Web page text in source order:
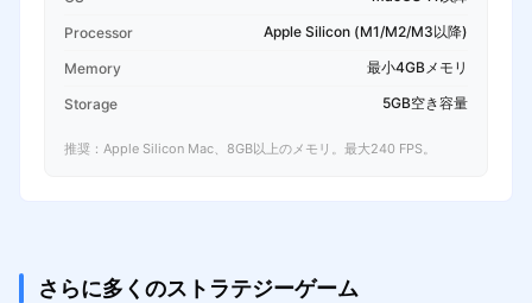
Processor Apple Silicon (M1/M2/M3以降)
Memory 最小4GBメモリ
Storage 5GB空き容量
推奨：Apple Silicon Mac、8GB以上のメモリ。最大240 FPS。
さらに多くのストラテジーゲーム